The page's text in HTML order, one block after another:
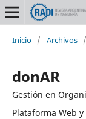
Inicio / Archivos /
donAR
Gestión en
Plataforma Web